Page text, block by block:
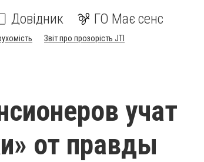
Довідник ГО Має сенс
Звіт про прозорість JTI
учат
от правды